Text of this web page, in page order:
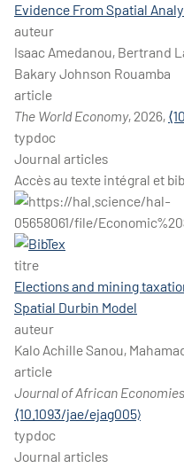
Evidence From Spatial
auteur
Isaac Amedanou, Bertrand
Bakary Johnson Rouamba
article
The World Economy, 2026,
typdoc
Journal articles
Accès au texte intégral et
titre
Elections and mining
Spatial Durbin Model
auteur
Kalo Achille Sanou,
article
Journal of African Economies
⟨10.1093/jae/ejag005⟩
typdoc
Journal articles